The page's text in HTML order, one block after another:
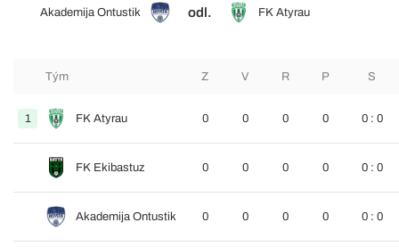
Akademija Ontustik odl. FK Atyrau
Tým Z V R P S
1 FK Atyrau 0 0 0 0 0 : 0
FK Ekibastuz 0 0 0 0 0 : 0
Akademija Ontustik 0 0 0 0 0 : 0